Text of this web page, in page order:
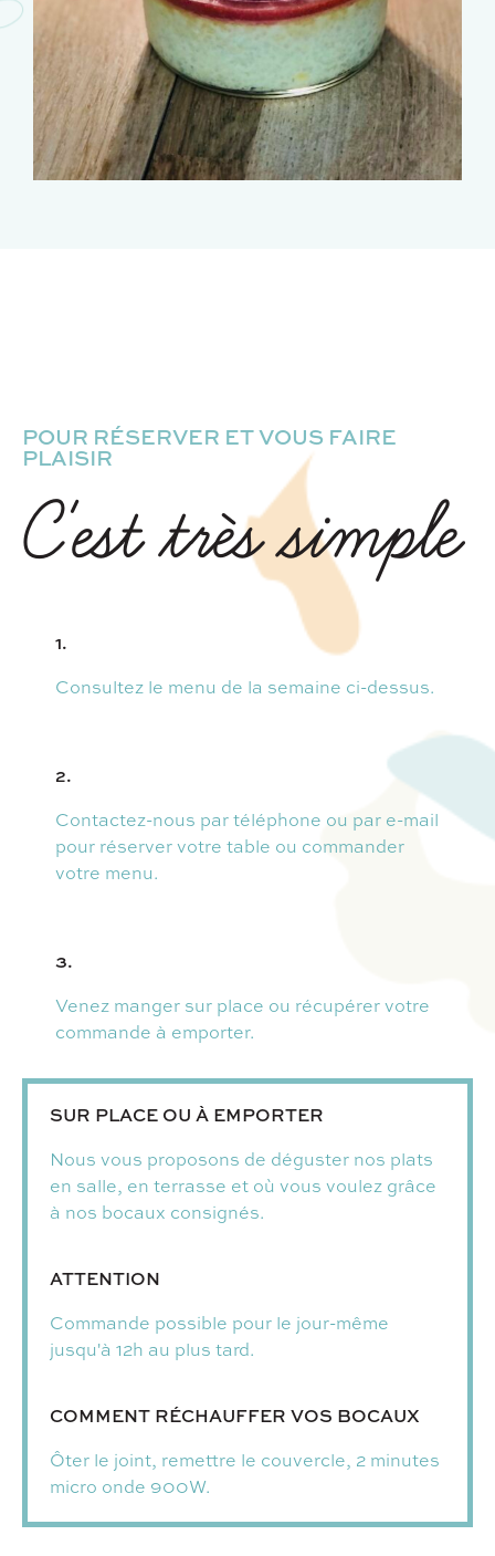
POUR RÉSERVER ET VOUS FAIRE
PLAISIR
C'est très simple
1.
Consultez le menu de la semaine ci-dessus.
2.
Contactez-nous par téléphone ou par e-mail
pour réserver votre table ou commander
votre menu.
3.
Venez manger sur place ou récupérer votre
commande à emporter.
SUR PLACE OU À EMPORTER
Nous vous proposons de déguster nos plats
en salle, en terrasse et où vous voulez grâce
à nos bocaux consignés.
ATTENTION
Commande possible pour le jour-même
jusqu'à 12h au plus tard.
COMMENT RÉCHAUFFER VOS BOCAUX
Ôter le joint, remettre le couvercle, 2 minutes
micro onde 900W.